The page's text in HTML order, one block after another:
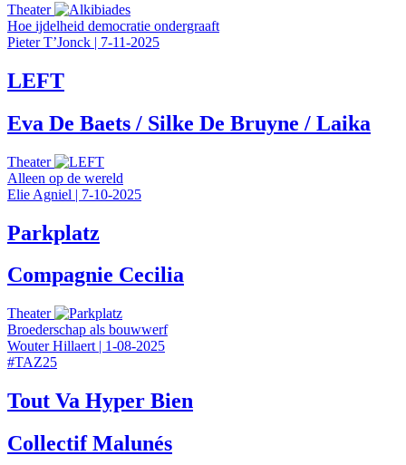
Theater
Hoe ijdelheid democratie ondergraaft
Pieter T’Jonck | 7-11-2025
LEFT
Eva De Baets / Silke De Bruyne / Laika
Theater
Alleen op de wereld
Elie Agniel | 7-10-2025
Parkplatz
Compagnie Cecilia
Theater
Broederschap als bouwwerf
Wouter Hillaert | 1-08-2025
#TAZ25
Tout Va Hyper Bien
Collectif Malunés